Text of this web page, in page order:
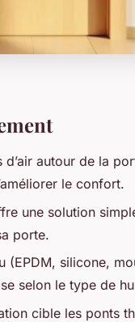
autour de la
le confort.
une solution
porte.
(EPDM, silicone,
selon le type de
cible les ponts